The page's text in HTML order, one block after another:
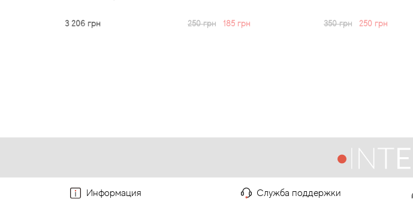
Информация Служба поддержки